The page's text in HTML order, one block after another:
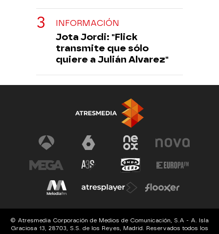
INFORMACIÓN
Jota Jordi: "Flick
transmite que sólo
quiere a Julián Alvarez"
© Atresmedia Corporación de Medios de Comunicación, S.A - A. Isla
Graciosa 13, 28703, S.S. de los Reyes, Madrid. Reservados todos los